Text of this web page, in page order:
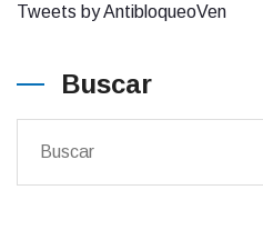
Tweets by AntibloqueoVen
Buscar